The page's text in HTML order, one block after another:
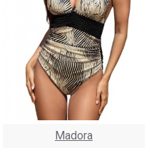
Madora